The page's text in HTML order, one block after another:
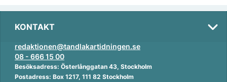
KONTAKT
redaktionen@tandlakartidningen.se
08 - 666 15 00
Besöksadress: Österlånggatan 43, Stockholm
Postadress: Box 1217, 111 82 Stockholm